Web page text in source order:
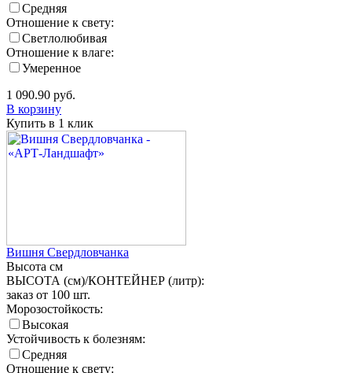
Средняя
Отношение к свету:
Светлолюбивая
Отношение к влаге:
Умеренное
1 090.90 руб.
В корзину
Купить в 1 клик
Вишня Свердловчанка
Высота см
ВЫСОТА (см)/КОНТЕЙНЕР (литр):
заказ от 100 шт.
Морозостойкость:
Высокая
Устойчивость к болезням:
Средняя
Отношение к свету: